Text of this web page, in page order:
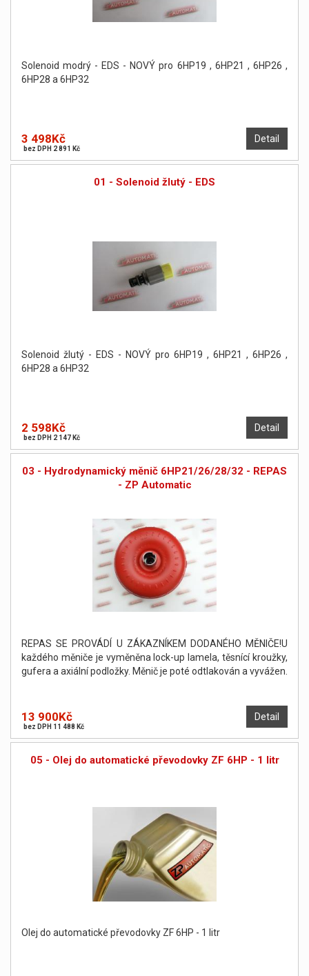
Solenoid modrý - EDS - NOVÝ pro 6HP19 , 6HP21 , 6HP26 ,
6HP28 a 6HP32
Detail
3 498Kč
bez DPH 2 891 Kč
01 - Solenoid žlutý - EDS
Solenoid žlutý - EDS - NOVÝ pro 6HP19 , 6HP21 , 6HP26 ,
6HP28 a 6HP32
Detail
2 598Kč
bez DPH 2 147 Kč
03 - Hydrodynamický měnič 6HP21/26/28/32 - REPAS
- ZP Automatic
REPAS SE PROVÁDÍ U ZÁKAZNÍKEM DODANÉHO MĚNIČE!U
každého měniče je vyměněna lock-up lamela, těsnící kroužky,
gufera a axiální podložky. Měnič je poté odtlakován a vyvážen.
Detail
13 900Kč
bez DPH 11 488 Kč
05 - Olej do automatické převodovky ZF 6HP - 1 litr
Olej do automatické převodovky ZF 6HP - 1 litr